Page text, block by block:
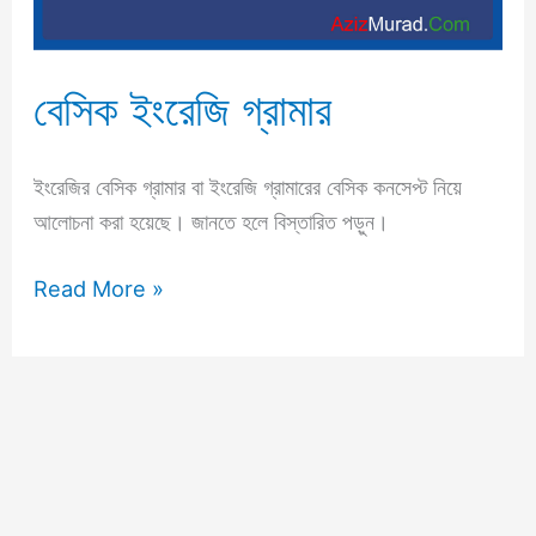
বেসিক ইংরেজি গ্রামার
ইংরেজির বেসিক গ্রামার বা ইংরেজি গ্রামারের বেসিক কনসেপ্ট নিয়ে
আলোচনা করা হয়েছে। জানতে হলে বিস্তারিত পড়ুন।
Read More »